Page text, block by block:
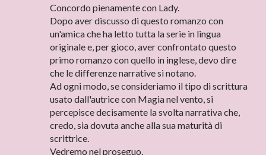
Concordo pienamente con Lady.
Dopo aver discusso di questo romanzo con
un'amica che ha letto tutta la serie in lingua
originale e, per gioco, aver confrontato questo
primo romanzo con quello in inglese, devo dire
che le differenze narrative si notano.
Ad ogni modo, se consideriamo il tipo di scrittura
usato dall'autrice con Magia nel vento, si
percepisce decisamente la svolta narrativa che,
credo, sia dovuta anche alla sua maturità di
scrittrice.
Vedremo nel proseguo.